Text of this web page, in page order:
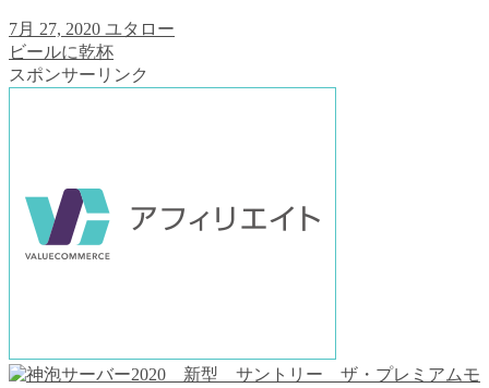
7月 27, 2020 ユタロー
ビールに乾杯
スポンサーリンク